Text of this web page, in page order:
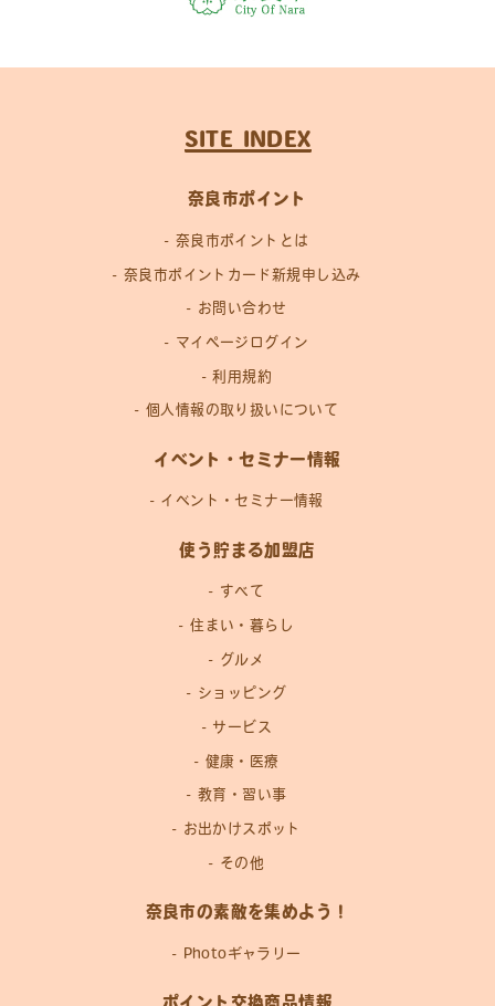
SITE INDEX
奈良市ポイント
奈良市ポイントとは
奈良市ポイントカード新規申し込み
お問い合わせ
マイページログイン
利用規約
個人情報の取り扱いについて
イベント・セミナー情報
イベント・セミナー情報
使う貯まる加盟店
すべて
住まい・暮らし
グルメ
ショッピング
サービス
健康・医療
教育・習い事
お出かけスポット
その他
奈良市の素敵を集めよう！
Photoギャラリー
ポイント交換商品情報